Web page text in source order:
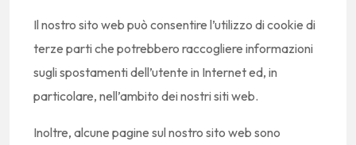
Il nostro sito web può consentire l’utilizzo di cookie di
terze parti che potrebbero raccogliere informazioni
sugli spostamenti dell’utente in Internet ed, in
particolare, nell’ambito dei nostri siti web.
Inoltre, alcune pagine sul nostro sito web sono